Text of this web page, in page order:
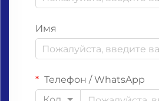
Имя
Телефон / WhatsApp